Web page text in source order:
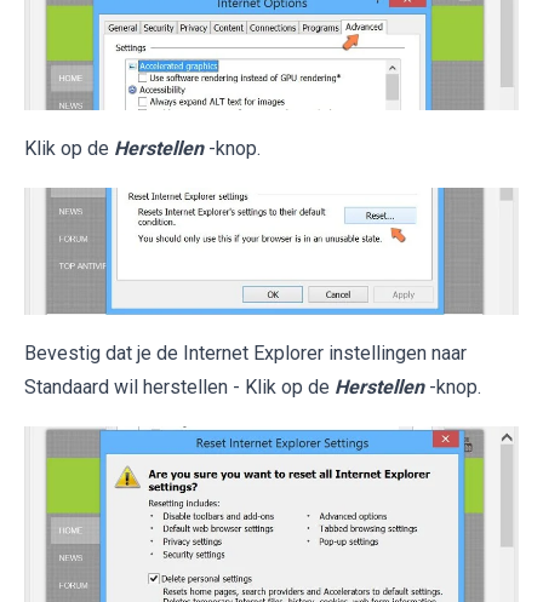
Klik op de Herstellen -knop.
Bevestig dat je de Internet Explorer instellingen naar
Standaard wil herstellen - Klik op de Herstellen -knop.